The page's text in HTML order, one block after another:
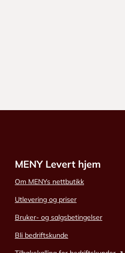
MENY Levert hjem
Om MENYs nettbutikk
Utlevering og priser
Bruker- og salgsbetingelser
Bli bedriftskunde